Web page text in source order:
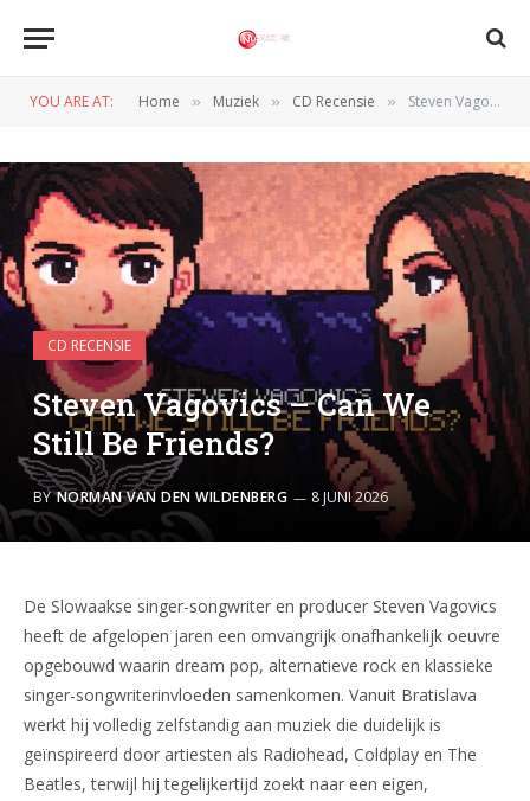
YOU ARE AT: Home » Muziek » CD Recensie » Steven Vagovics – Can We Still Be Friends?
CD RECENSIE
Steven Vagovics – Can We
Still Be Friends?
BY NORMAN VAN DEN WILDENBERG 8 JUNI 2026
De Slowaakse singer-songwriter en producer Steven Vagovics
heeft de afgelopen jaren een omvangrijk onafhankelijk oeuvre
opgebouwd waarin dream pop, alternatieve rock en klassieke
singer-songwriterinvloeden samenkomen. Vanuit Bratislava
werkt hij volledig zelfstandig aan muziek die duidelijk is
geïnspireerd door artiesten als Radiohead, Coldplay en The
Beatles, terwijl hij tegelijkertijd zoekt naar een eigen,